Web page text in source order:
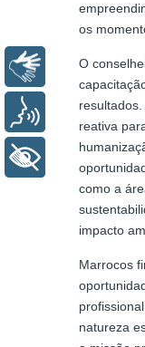
os
O
reativa
como a
impacto
Marrocos
natureza
Libras
Voz
+